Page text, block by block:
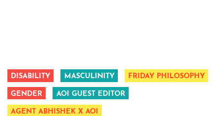
DISABILITY MASCULINITY FRIDAY PHILOSOPHY
GENDER AOI GUEST EDITOR
AGENT ABHISHEK X AOI